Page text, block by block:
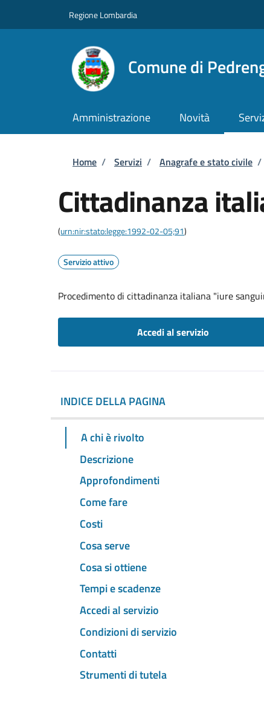
Regione Lombardia
Comune di
Amministrazione Novità
Briciole di pane
Home / Servizi / Anagrafe e stato civile /
Cittadinanza
(urn:nir:stato:legge:1992-02-05;91)
Servizio attivo
Procedimento di cittadinanza italiana "iure
Accedi al servizio
INDICE DELLA PAGINA
A chi è rivolto
Descrizione
Approfondimenti
Come fare
Costi
Cosa serve
Cosa si ottiene
Tempi e scadenze
Accedi al servizio
Condizioni di servizio
Contatti
Strumenti di tutela